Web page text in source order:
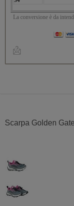
La conversione è da
Scarpa Golden